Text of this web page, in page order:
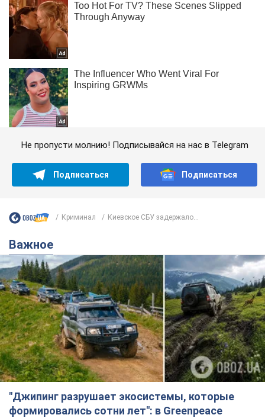
Не пропусти молнию! Подписывайся на нас в Telegram
Подписаться Подписаться
Криминал Киевское СБУ задержало...
Важное
"Джипинг разрушает экосистемы, которые
формировались сотни лет": в Greenpeace